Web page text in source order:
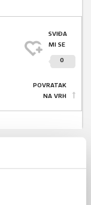
SVIĐA
MI SE
0
POVRATAK
NA VRH